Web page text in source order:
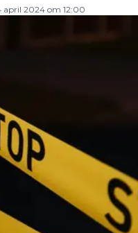
april 2024 om 12:00